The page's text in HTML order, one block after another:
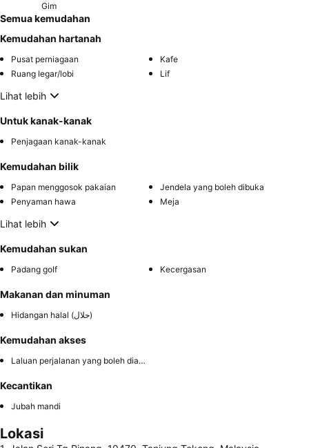
Gim
Semua kemudahan
Kemudahan hartanah
Pusat perniagaan
Kafe
Ruang legar/lobi
Lif
Lihat lebih
Untuk kanak-kanak
Penjagaan kanak-kanak
Kemudahan bilik
Papan menggosok pakaian
Jendela yang boleh dibuka
Penyaman hawa
Meja
Lihat lebih
Kemudahan sukan
Padang golf Kecergasan
Makanan dan minuman
Hidangan halal (حلال)
Kemudahan akses
Laluan perjalanan yang boleh diakses
Kecantikan
Jubah mandi
Lokasi